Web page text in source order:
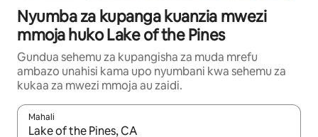
Nyumba za kupanga kuanzia mwezi
mmoja huko Lake of the Pines
Gundua sehemu za kupangisha za muda mrefu
ambazo unahisi kama upo nyumbani kwa sehemu za
kukaa za mwezi mmoja au zaidi.
Mahali
Wakati matokeo yanapatikana, vinjari kwa kutumia vitufe vya